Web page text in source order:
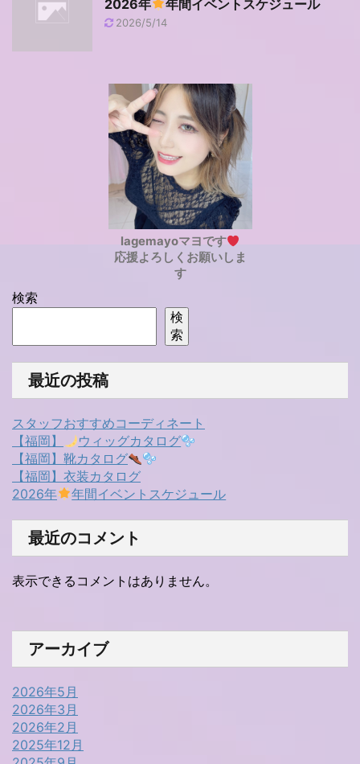
2026年 年間イベントスケジュール
2026/5/14
lagemayoマヨです
応援よろしくお願いしま
す
検索
検
索
最近の投稿
スタッフおすすめコーディネート
【福岡】
ウィッグカタログ
【福岡】靴カタログ
【福岡】衣装カタログ
2026年
年間イベントスケジュール
最近のコメント
表示できるコメントはありません。
アーカイブ
2026年5月
2026年3月
2026年2月
2025年12月